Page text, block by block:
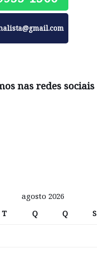
nas redes sociais
agosto 2026
T Q Q S